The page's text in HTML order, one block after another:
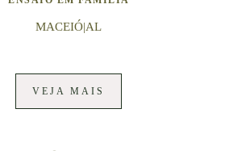
MACEIÓ|AL
VEJA MAIS